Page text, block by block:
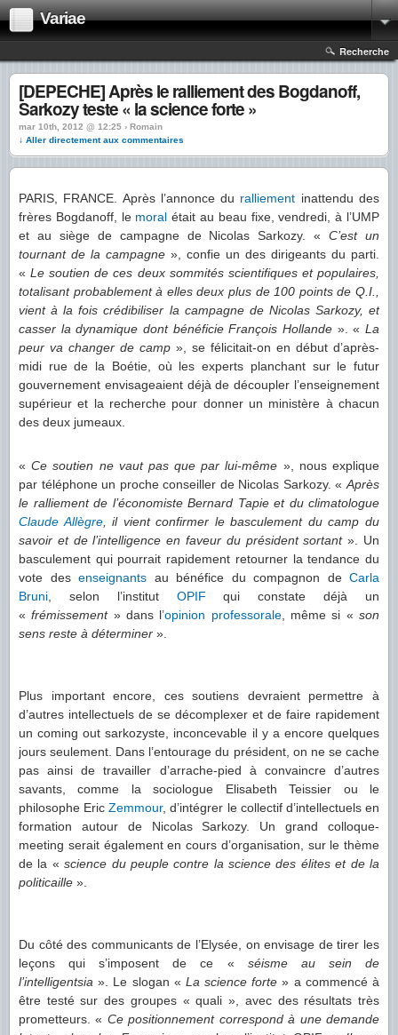
Variae
Recherche
[DEPECHE] Après le ralliement des Bogdanoff,
Sarkozy teste « la science forte »
mar 10th, 2012 @ 12:25 › Romain
↓ Aller directement aux commentaires
PARIS, FRANCE. Après l’annonce du ralliement inattendu des
frères Bogdanoff, le moral était au beau fixe, vendredi, à l’UMP
et au siège de campagne de Nicolas Sarkozy. «C’est un
tournant de la campagne », confie un des dirigeants du parti.
«Le soutien de ces deux sommités scientifiques et populaires,
totalisant probablement à elles deux plus de 100 points de Q.I.,
vient à la fois crédibiliser la campagne de Nicolas Sarkozy, et
casser la dynamique dont bénéficie François Hollande ». « La
peur va changer de camp », se félicitait-on en début d’après-
midi rue de la Boétie, où les experts planchant sur le futur
gouvernement envisageaient déjà de découpler l’enseignement
supérieur et la recherche pour donner un ministère à chacun
des deux jumeaux.
«Ce soutien ne vaut pas que par lui-même », nous explique
par téléphone un proche conseiller de Nicolas Sarkozy. « Après
le ralliement de l’économiste Bernard Tapie et du climatologue
Claude Allègre, il vient confirmer le basculement du camp du
savoir et de l’intelligence en faveur du président sortant». Un
basculement qui pourrait rapidement retourner la tendance du
vote des enseignants au bénéfice du compagnon de Carla
Bruni , selon l’institut OPIF qui constate déjà un
«frémissement» dans l’opinion professorale, même si «son
sens reste à déterminer ».
Plus important encore, ces soutiens devraient permettre à
d’autres intellectuels de se décomplexer et de faire rapidement
un coming out sarkozyste, inconcevable il y a encore quelques
jours seulement. Dans l’entourage du président, on ne se cache
pas ainsi de travailler d’arrache-pied à convaincre d’autres
savants, comme la sociologue Elisabeth Teissier ou le
philosophe EricZemmour, d’intégrer le collectif d’intellectuels en
formation autour de Nicolas Sarkozy. Un grand colloque-
meeting serait également en cours d’organisation, sur le thème
de la «science du peuple contre la science des élites et de la
politicaille ».
Du côté des communicants de l’Elysée, on envisage de tirer les
leçons qui s’imposent de ce « séisme au sein de
l’intelligentsia ». Le slogan « La science forte » a commencé à
être testé sur des groupes « quali », avec des résultats très
prometteurs. « Ce positionnement correspond à une demande